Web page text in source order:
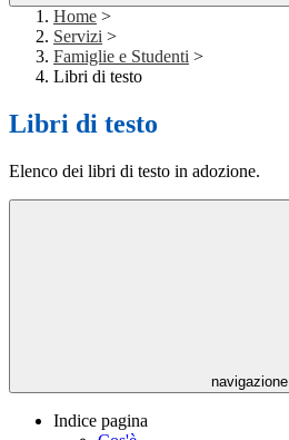
Home >
Servizi >
Famiglie e Studenti >
Libri di testo
Libri di testo
Elenco dei libri di testo in adozione.
navigazione
Indice pagina